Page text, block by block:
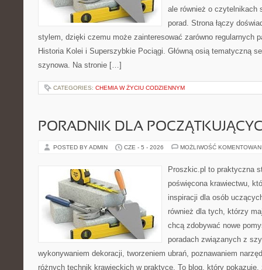
ale również o czytelnikach
porad. Strona łączy
stylem, dzięki czemu może zainteresować zarówno regularnych
Historia Kolei i Superszybkie Pociągi. Główną osią tematyczną
szynowa. Na stronie […]
CATEGORIES: CHEMIA W ŻYCIU CODZIENNYM
PORADNIK DLA
POSTED BY ADMIN CZE - 5 - 2026 MOŻLIWOŚĆ
Proszkic.pl to praktyczna
poświęcona krawiectwu,
inspiracji dla osób
również dla tych, którzy
chcą zdobywać nowe
poradach związanych z
wykonywaniem dekoracji, tworzeniem ubrań, poznawaniem
różnych technik krawieckich w praktyce. To blog, który